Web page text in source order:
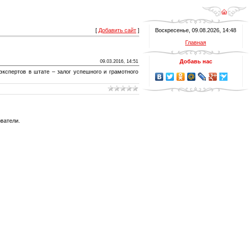
[ Добавить сайт ]
09.03.2016, 14:51
в штате – залог успешного и грамотного
Воскресенье, 09.08.2026, 14:48
Главная
Добавь нас